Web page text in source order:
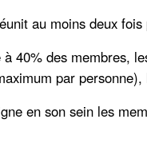
au moins deux
40% des membres,
par
en son sein les